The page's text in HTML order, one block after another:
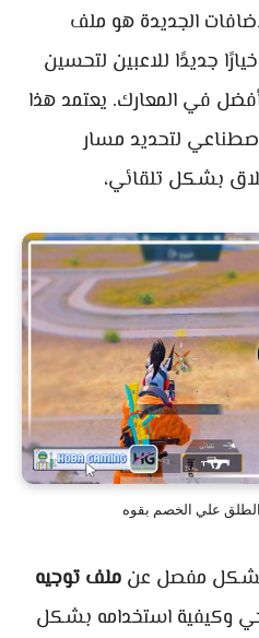
الجديدة هو ملف
جديدًا للاعبين لتحسين
في المعارك. يعتمد هذا
لتحديد مسار
بشكل تلقائي،
علي الخصم بقوه
بشكل مفصل عن ملف توجيه
وكيفية استخدامه بشكل